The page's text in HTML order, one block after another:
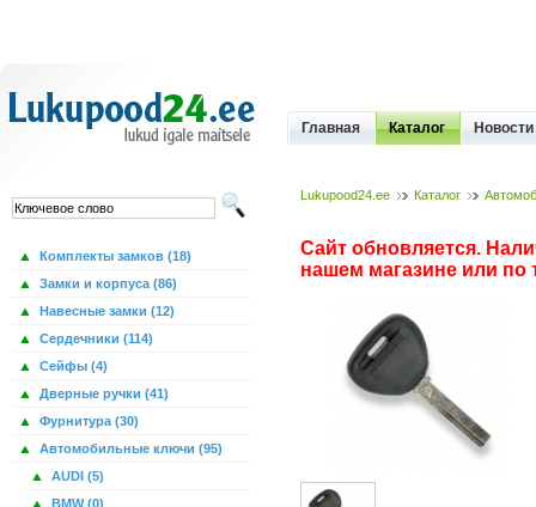
Комплекты замков (18)
Замки и корпуса (86)
Навесные замки (12)
Сердечники (114)
Сейфы (4)
Дверные ручки (41)
Фурнитура (30)
Автомобильные ключи (95)
AUDI (5)
BMW (0)
Главная Каталог Новости
Lukupood24.ee Каталог
Сайт обновляется.
нашем магазине или по